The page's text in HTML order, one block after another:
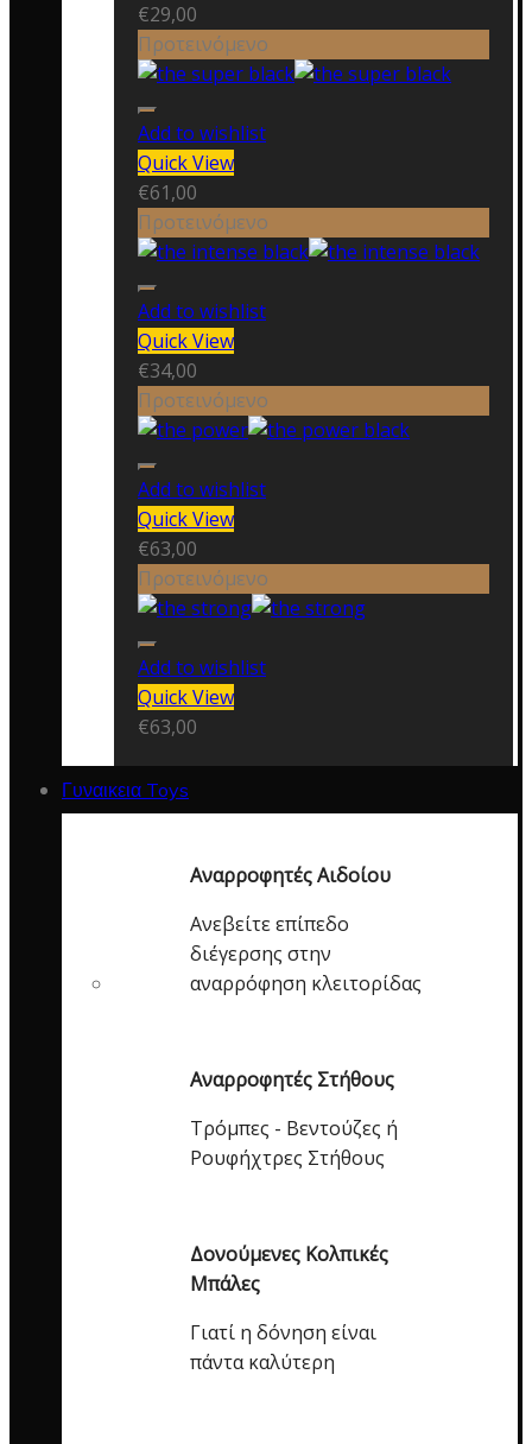
€29,00
Προτεινόμενο
Add to wishlist
Quick View
€61,00
Προτεινόμενο
Add to wishlist
Quick View
€34,00
Προτεινόμενο
Add to wishlist
Quick View
€63,00
Προτεινόμενο
Add to wishlist
Quick View
€63,00
Γυναικεια Toys
Αναρροφητές Αιδοίου
Ανεβείτε επίπεδο
διέγερσης στην
αναρρόφηση κλειτορίδας
Αναρροφητές Στήθους
Τρόμπες - Βεντούζες ή
Ρουφήχτρες Στήθους
Δονούμενες Κολπικές
Μπάλες
Γιατί η δόνηση είναι
πάντα καλύτερη